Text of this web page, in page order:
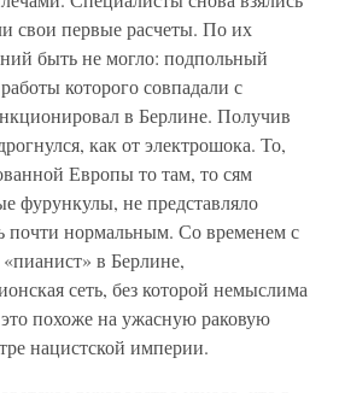
свои первые расчеты. По их
быть не могло: подпольный
которого совпадали с
в Берлине. Получив
как от электрошока. То,
Европы то там, то сям
фурункулы, не представляло
почти нормальным. Со временем с
в Берлине,
сеть, без которой немыслима
похоже на ужасную раковую
нацистской империи.